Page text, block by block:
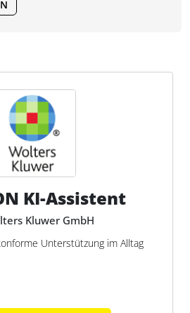
KI-Assistent
Kluwer GmbH
Unterstützung im Alltag